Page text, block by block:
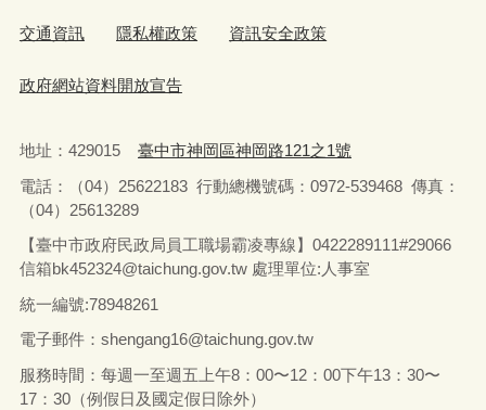
交通資訊 隱私權政策 資訊安全政策
政府網站資料開放宣告
地址：429015
臺中市神岡區神岡路121之1號
電話：（04）25622183 行動總機號碼：0972-539468 傳真：
（04）25613289
【臺中市政府民政局員工職場霸凌專線】0422289111#29066
信箱bk452324@taichung.gov.tw 處理單位:人事室
統一編號:78948261
電子郵件：shengang16@taichung.gov.tw
服務時間：每週一至週五上午8：00〜12：00下午13：30〜
17：30（例假日及國定假日除外）